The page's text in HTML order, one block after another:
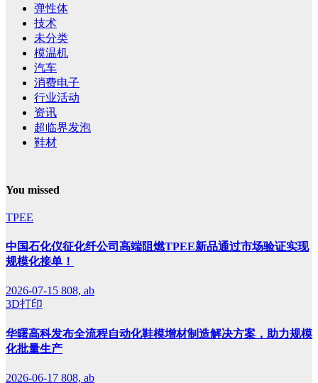
弹性体
技术
未分类
模温机
汽车
消费电子
行业活动
资讯
超临界发泡
鞋材
You missed
TPEE
中国石化仪征化纤公司高端阻燃TPEE新品通过市场验证实现
规模化接单！
2026-07-15 808, ab
3D打印
华曙高科发布全流程自动化鞋模增材制造解决方案，助力规模
化批量生产
2026-06-17 808, ab